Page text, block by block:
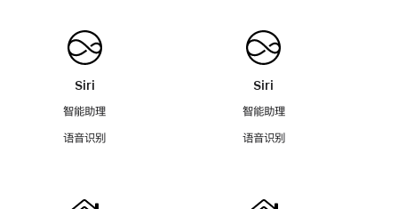
Siri
智能助理
语音识别
Siri
智能助理
语音识别